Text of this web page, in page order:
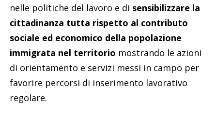
nelle politiche del lavoro e di sensibilizzare la
cittadinanza tutta rispetto al contributo
sociale ed economico della popolazione
immigrata nel territorio mostrando le azioni
di orientamento e servizi messi in campo per
favorire percorsi di inserimento lavorativo
regolare.